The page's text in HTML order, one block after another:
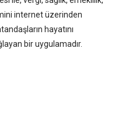
internet üzerinden
hayatını
bir uygulamadır.